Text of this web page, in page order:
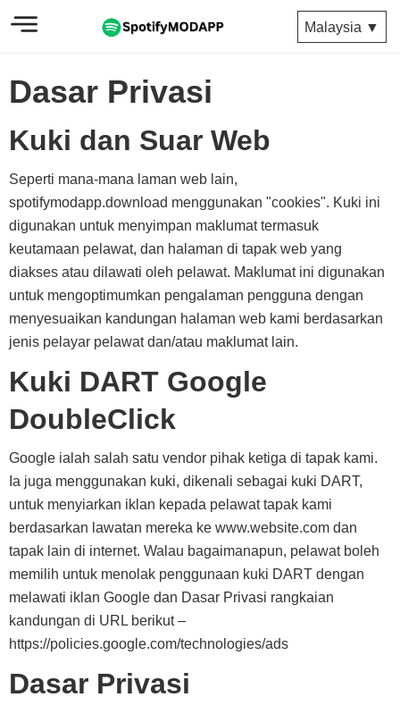
Malaysia ▼
Dasar Privasi
Kuki dan Suar Web
Seperti mana-mana laman web lain,
spotifymodapp.download menggunakan "cookies". Kuki ini
digunakan untuk menyimpan maklumat termasuk
keutamaan pelawat, dan halaman di tapak web yang
diakses atau dilawati oleh pelawat. Maklumat ini digunakan
untuk mengoptimumkan pengalaman pengguna dengan
menyesuaikan kandungan halaman web kami berdasarkan
jenis pelayar pelawat dan/atau maklumat lain.
Kuki DART Google
DoubleClick
Google ialah salah satu vendor pihak ketiga di tapak kami.
Ia juga menggunakan kuki, dikenali sebagai kuki DART,
untuk menyiarkan iklan kepada pelawat tapak kami
berdasarkan lawatan mereka ke www.website.com dan
tapak lain di internet. Walau bagaimanapun, pelawat boleh
memilih untuk menolak penggunaan kuki DART dengan
melawati iklan Google dan Dasar Privasi rangkaian
kandungan di URL berikut –
https://policies.google.com/technologies/ads
Dasar Privasi